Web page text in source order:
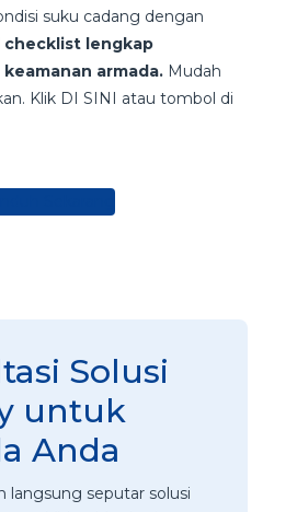
suku cadang dengan
checklist lengkap
armada.Mudah
Klik DI SINI atau tombol di
Solusi
untuk
Anda
langsung seputar solusi